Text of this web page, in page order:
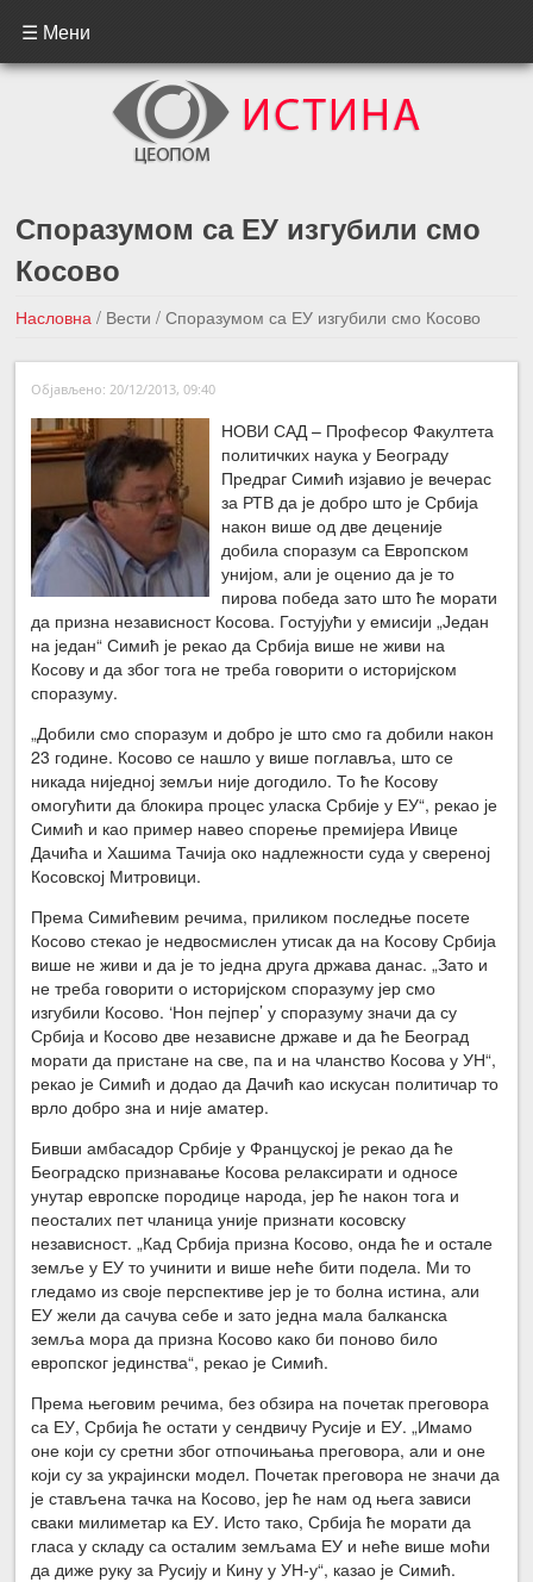
☰ Мени
Споразумом са ЕУ изгубили смо
Косово
Насловна / Вести/ Споразумом са ЕУ изгубили смо Косово
←Претходна вест
Следећа вест →
Објављено: 20/12/2013, 09:40
НОВИ САД – Професор Факултета
политичких наука у Београду
Предраг Симић изјавио је вечерас
за РТВ да је добро што је Србија
након више од две деценије
добила споразум са Европском
унијом, али је оценио да је то
пирова победа зато што ће морати
да призна независност Косова. Гостујући у емисији „Један
на један“ Симић је рекао да Србија више не живи на
Косову и да због тога не треба говорити о историјском
споразуму.
„Добили смо споразум и добро је што смо га добили након
23 године. Косово се нашло у више поглавља, што се
никада ниједној земљи није догодило. То ће Косову
омогућити да блокира процес уласка Србије у ЕУ“, рекао је
Симић и као пример навео спорење премијера Ивице
Дачића и Хашима Тачија око надлежности суда у свереној
Косовској Митровици.
Према Симићевим речима, приликом последње посете
Косово стекао је недвосмислен утисак да на Косову Србија
више не живи и да је то једна друга држава данас. „Зато и
не треба говорити о историјском споразуму јер смо
изгубили Косово. ‘Нон пејпер’ у споразуму значи да су
Србија и Косово две независне државе и да ће Београд
морати да пристане на све, па и на чланство Косова у УН“,
рекао је Симић и додао да Дачић као искусан политичар то
врло добро зна и није аматер.
Бивши амбасадор Србије у Француској је рекао да ће
Београдско признавање Косова релаксирати и односе
унутар европске породице народа, јер ће након тога и
пеосталих пет чланица уније признати косовску
независност. „Кад Србија призна Косово, онда ће и остале
земље у ЕУ то учинити и више неће бити подела. Ми то
гледамо из своје перспективе јер је то болна истина, али
ЕУ жели да сачува себе и зато једна мала балканска
земља мора да призна Косово како би поново било
европског јединства“, рекао је Симић.
Према његовим речима, без обзира на почетак преговора
са ЕУ, Србија ће остати у сендвичу Русије и ЕУ. „Имамо
оне који су сретни због отпочињања преговора, али и оне
који су за украјински модел. Почетак преговора не значи да
је стављена тачка на Косово, јер ће нам од њега зависи
сваки милиметар ка ЕУ. Исто тако, Србија ће морати да
гласа у складу са осталим земљама ЕУ и неће више моћи
да диже руку за Русију и Кину у УН-у“, казао је Симић.